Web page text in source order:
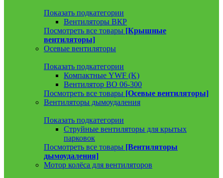
Показать подкатегории
Вентиляторы ВКР
Посмотреть все товары [Крышные
вентиляторы]
Осевые вентиляторы
Показать подкатегории
Компактные YWF (K)
Вентилятор ВО 06-300
Посмотреть все товары [Осевые вентиляторы]
Вентиляторы дымоудаления
Показать подкатегории
Струйные вентиляторы для крытых
парковок
Посмотреть все товары [Вентиляторы
дымоудаления]
Мотор колёса для вентиляторов